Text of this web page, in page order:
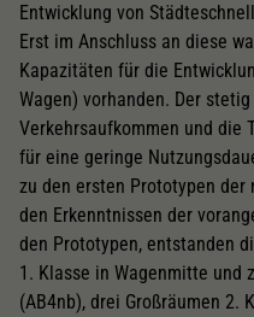
Entwicklung von
Erst im Anschluss an diese
Kapazitäten für die
Wagen) vorhanden. Der
Verkehrsaufkommen und die
für eine geringe
zu den ersten Prototypen der
den Erkenntnissen der
den Prototypen, entstanden
1. Klasse in Wagenmitte und
(AB4nb), drei Großräumen 2.